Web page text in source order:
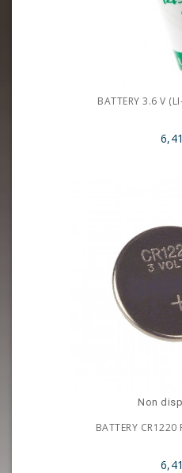
BATTERY 3.6 V
Non
BATTERY CR1220